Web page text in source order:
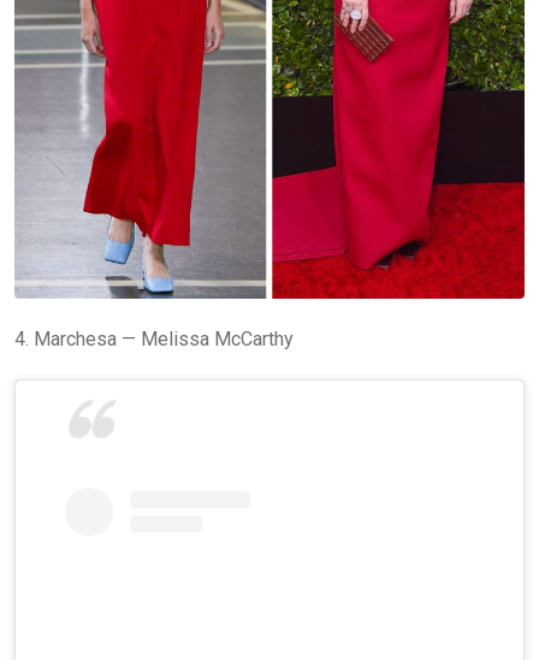
4. Marchesa — Melissa McCarthy